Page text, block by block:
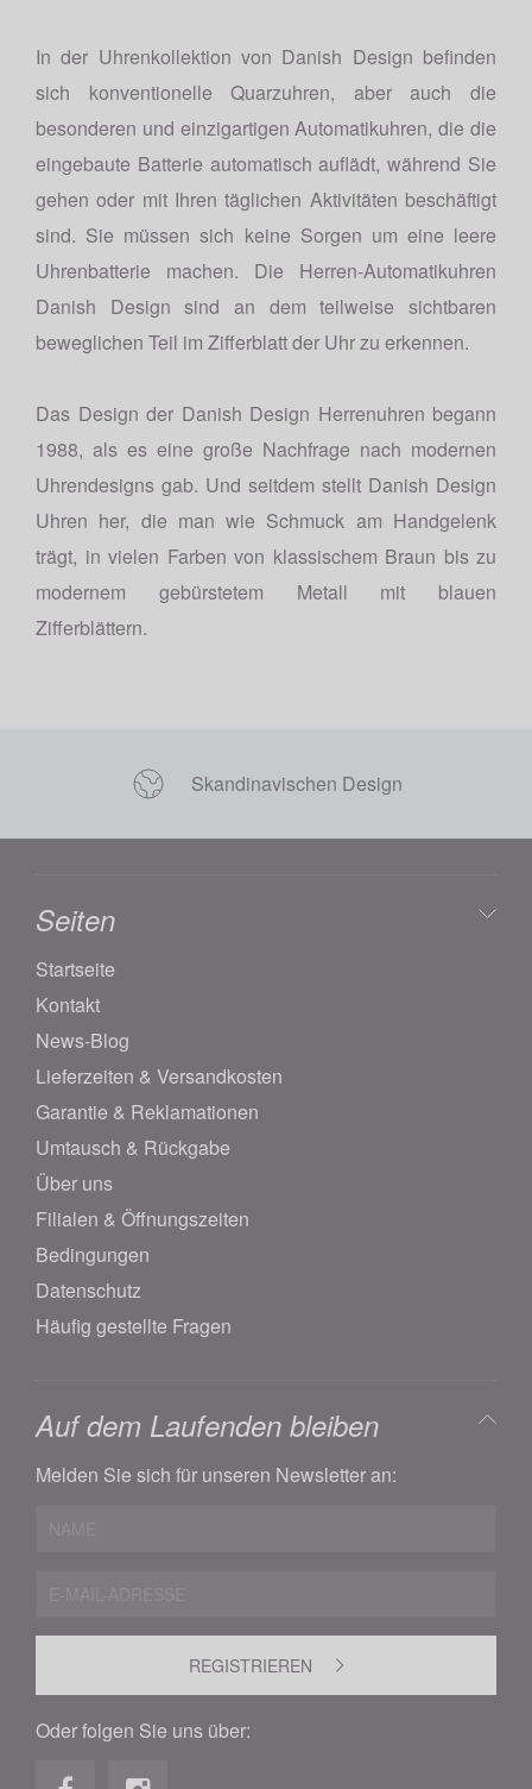
In der Uhrenkollektion von Danish Design befinden
sich konventionelle Quarzuhren, aber auch die
besonderen und einzigartigen Automatikuhren, die die
eingebaute Batterie automatisch auflädt, während Sie
gehen oder mit Ihren täglichen Aktivitäten beschäftigt
sind. Sie müssen sich keine Sorgen um eine leere
Uhrenbatterie machen. Die Herren-Automatikuhren
Danish Design sind an dem teilweise sichtbaren
beweglichen Teil im Zifferblatt der Uhr zu erkennen.
Das Design der Danish Design Herrenuhren begann
1988, als es eine große Nachfrage nach modernen
Uhrendesigns gab. Und seitdem stellt Danish Design
Uhren her, die man wie Schmuck am Handgelenk
trägt, in vielen Farben von klassischem Braun bis zu
modernem gebürstetem Metall mit blauen
Zifferblättern.
Skandinavischen Design
Seiten
Startseite
Kontakt
News-Blog
Lieferzeiten & Versandkosten
Garantie & Reklamationen
Umtausch & Rückgabe
Über uns
Filialen & Öffnungszeiten
Bedingungen
Datenschutz
Häufig gestellte Fragen
Auf dem Laufenden bleiben
Melden Sie sich für unseren Newsletter an:
REGISTRIEREN
Oder folgen Sie uns über: